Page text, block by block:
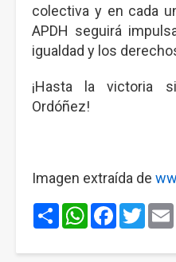
colectiva y en cada
APDH seguirá
igualdad y los
¡Hasta la victoria
Ordóñez!
Imagen extraída de
Share